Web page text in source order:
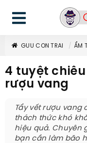
GUU CON TRAI ẨM
4 tuyệt
rượu vang
Tẩy vết rượu vang
thách thức khó
hiệu quả. Chuyên
bạn cần làm bão